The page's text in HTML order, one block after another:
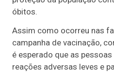
óbitos.
Assim como ocorreu nas
campanha de vacinação,
é esperado que as
reações adversas leves e